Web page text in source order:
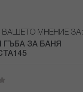
ВАШЕТО МНЕНИЕ ЗА:
ГЪБА ЗА БАНЯ